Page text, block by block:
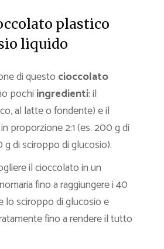
plastico
liquido
di questo cioccolato
pochi ingredienti: il
al latte o fondente) e il
proporzione 2:1 (es. 200 g di
di sciroppo di glucosio).
il cioccolato in un
fino a raggiungere i 40
lo sciroppo di glucosio e
fino a rendere il tutto